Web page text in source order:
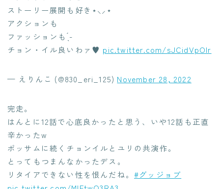
ストーリー展開も好き⋆⸜⸝‍⋆
アクションも
ファッションも︎ ̖́-
チョン・イル良いわァ♥️ pic.twitter.com/sJCidVpOlr
— えりんこ (@830_eri_125) November 28, 2022
完走。
はんとに12話で心底良かったと思う、いや12話も正直
辛かったw
ポッサムに続くチョンイルとユリの共演作。
とってもつまんなかったデス。
リタイアできない性を恨んだね。 #グッジョブ